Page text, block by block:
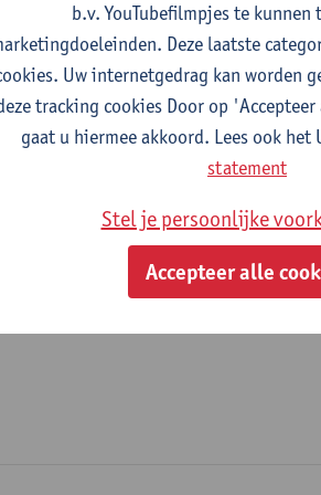
Departement Biologie
Statuut & functies
Bijzonder academisch personeel
predoc mandaat FWO
b.v. YouTubefilmpjes te kunnen
Deze laatste
Uw internetgedrag kan worden
tracking cookies Door op
gaat u hiermee akkoord. Lees ook het
statement
Stel je persoonlijke
Accepteer alle